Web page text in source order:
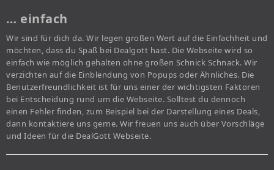
… einfach
Wir sind für dich da. Wir legen großen Wert auf die Einfachheit und
möchten, dass du Spaß bei Dealgott hast. Die Webseite wird so
einfach wie möglich gehalten ohne großen Schnick Schnack. Wir
verzichten auf die Einblendung von Popups oder Ähnliches. Die
Benutzerfreundlichkeit ist für uns einer der wichtigsten Faktoren
bei Entscheidung rund um die Webseite. Solltest du dennoch
einen Fehler finden, zum Beispiel bei der Darstellung eines Deals,
dann kontaktiere uns gerne. Wir freuen uns auch über Vorschläge
und Ideen für die DealGott Webseite.